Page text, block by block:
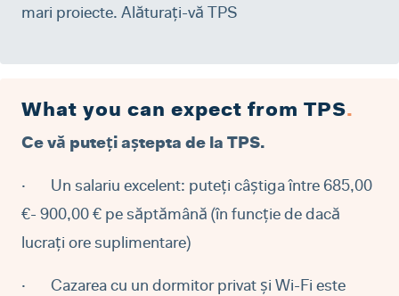
mari proiecte. Alăturați-vă TPS
What you can expect from TPS.
Ce vă puteți aștepta de la TPS.
·
Un salariu excelent: puteți câștiga între 685,00
€- 900,00 € pe săptămână (în funcție de dacă
lucrați ore suplimentare)
·
Cazarea cu un dormitor privat și Wi-Fi este